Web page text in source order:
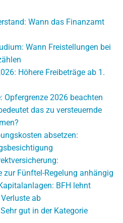
Wann das Finanzamt
Wann Freistellungen bei
Höhere Freibeträge ab 1.
Opfergrenze 2026 beachten
das zu versteuernde
absetzen:
zur Fünftel-Regelung anhängig
BFH lehnt
ab
gut in der Kategorie